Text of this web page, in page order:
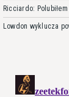
Ricciardo:
Lowdon wyklucza